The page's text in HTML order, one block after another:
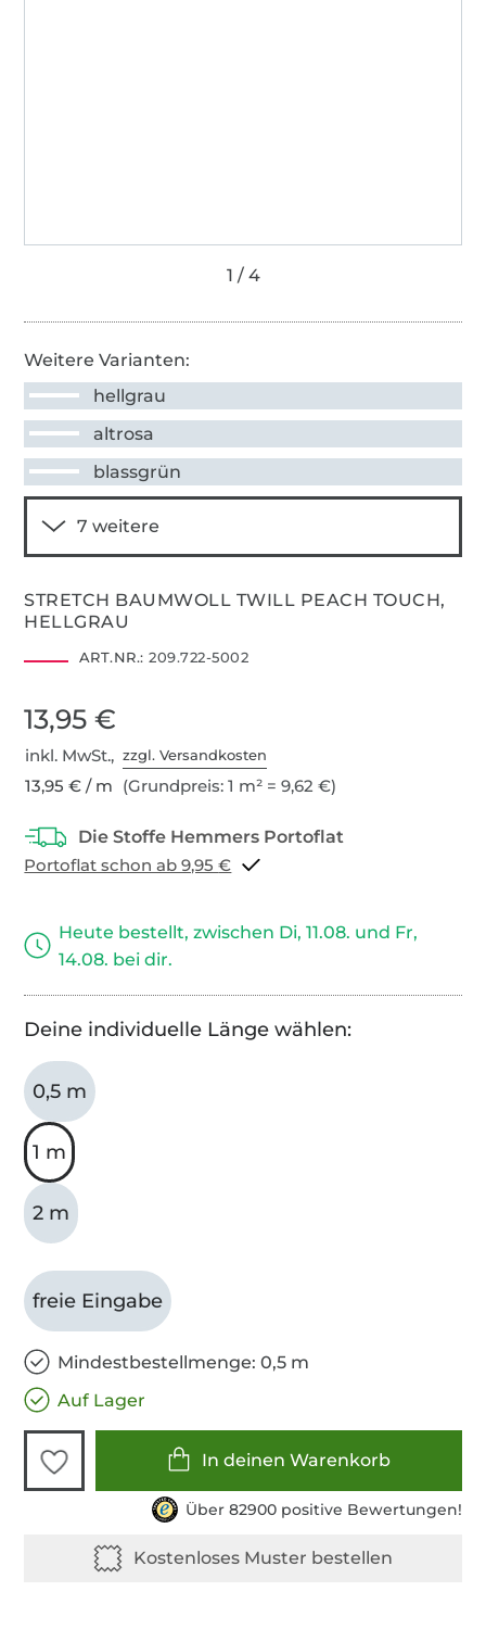
Weitere Varianten:
hellgrau
altrosa
blassgrün
STRETCH BAUMWOLL TWILL PEACH TOUCH,
HELLGRAU
ART.NR.: 209.722-5002
13,95 €
inkl. MwSt.,zzgl. Versandkosten
13,95 € / m (Grundpreis: 1 m² = 9,62 €)
Portoflat schon ab 9,95 €
Heute bestellt, zwischen Di, 11.08. und Fr,
14.08. bei dir.
Deine individuelle Länge wählen:
0,5 m
1 m
2 m
freie Eingabe
Mindestbestellmenge: 0,5 m
Auf Lager
In deinen Warenkorb
Über 82900 positive Bewertungen!